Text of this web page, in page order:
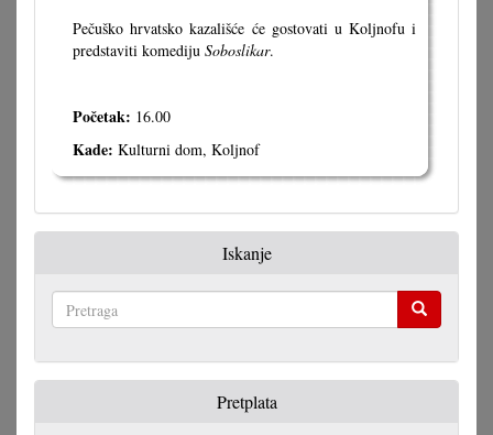
Pečuško hrvatsko kazališće će gostovati u Koljnofu i
predstaviti komediju Soboslikar.
Početak: 16.00
Kade: Kulturni dom, Koljnof
Iskanje
Pretplata